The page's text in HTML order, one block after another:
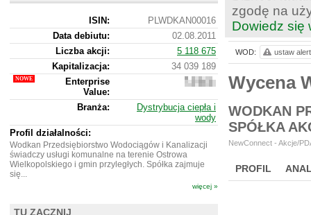
zgodę na
Dowiedz się
Wycena
WODKAN
SPÓŁKA
NewConnect - Akcje/
PROFIL
WOD: ustaw alert
ISIN:
PLWDKAN00016
Data debiutu:
02.08.2011
Liczba akcji:
5 118 675
Kapitalizacja:
34 039 189
Enterprise
Value:
39
189
Branża:
Dystrybucja ciepła i
wody
Profil działalności:
Wodkan Przedsiębiorstwo Wodociągów i Kanalizacji
świadczy usługi komunalne na terenie Ostrowa
Wielkopolskiego i gmin przyległych. Spółka zajmuje
się...
więcej »
TU ZACZNIJ